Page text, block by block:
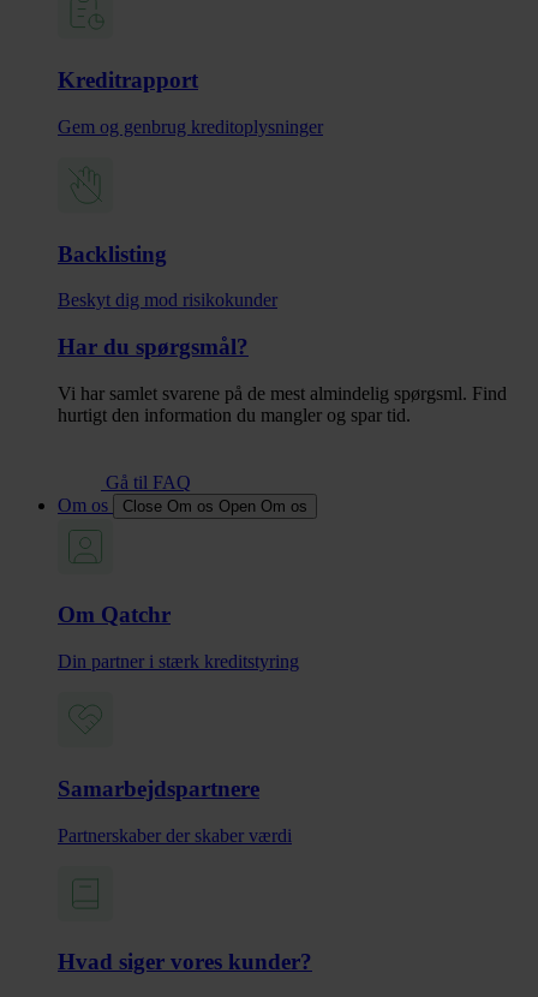
Kreditrapport
Gem og genbrug kreditoplysninger
Backlisting
Beskyt dig mod risikokunder
Har du spørgsmål?
Vi har samlet svarene på de mest almindelig spørgsml. Find
hurtigt den information du mangler og spar tid.
Gå til FAQ
Om os
Close Om os Open Om os
Om Qatchr
Din partner i stærk kreditstyring
Samarbejdspartnere
Partnerskaber der skaber værdi
Hvad siger vores kunder?